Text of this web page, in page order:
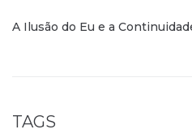
A Ilusão do Eu e a
TAGS